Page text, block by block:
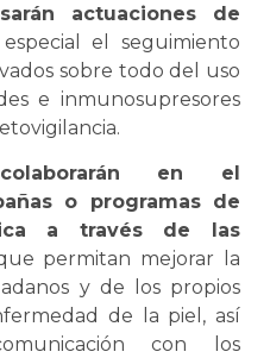
actuaciones de
el seguimiento
sobre todo del uso
e inmunosupresores
en el
o programas de
a través de las
permitan mejorar la
y de los propios
de la piel, así
con los